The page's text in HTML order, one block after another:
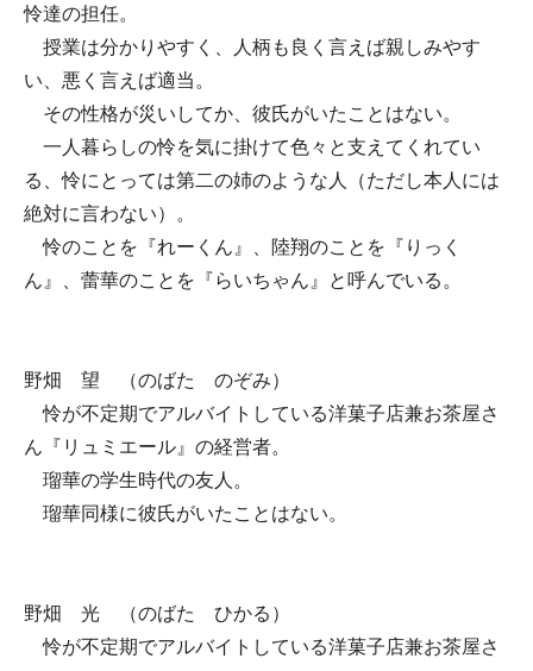
怜達の担任。
授業は分かりやすく、人柄も良く言えば親しみやす
い、悪く言えば適当。
その性格が災いしてか、彼氏がいたことはない。
一人暮らしの怜を気に掛けて色々と支えてくれてい
る、怜にとっては第二の姉のような人（ただし本人には
絶対に言わない）。
怜のことを『れーくん』、陸翔のことを『りっく
ん』、蕾華のことを『らいちゃん』と呼んでいる。
野畑 望 （のばた のぞみ）
怜が不定期でアルバイトしている洋菓子店兼お茶屋さ
ん『リュミエール』の経営者。
瑠華の学生時代の友人。
瑠華同様に彼氏がいたことはない。
野畑 光 （のばた ひかる）
怜が不定期でアルバイトしている洋菓子店兼お茶屋さ